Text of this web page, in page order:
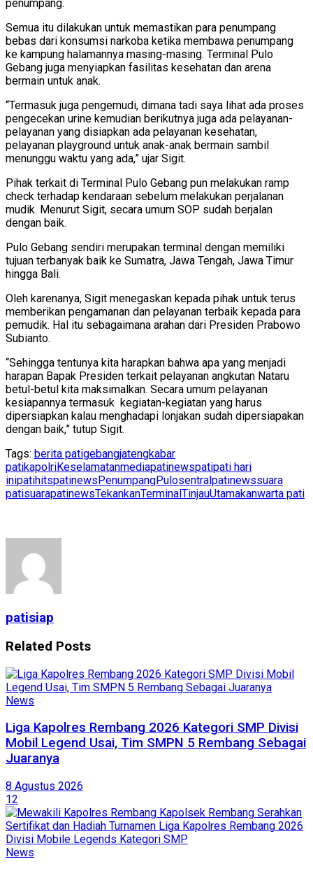
penumpang.
Semua itu dilakukan untuk memastikan para penumpang
bebas dari konsumsi narkoba ketika membawa penumpang
ke kampung halamannya masing-masing. Terminal Pulo
Gebang juga menyiapkan fasilitas kesehatan dan arena
bermain untuk anak.
“Termasuk juga pengemudi, dimana tadi saya lihat ada proses
pengecekan urine kemudian berikutnya juga ada pelayanan-
pelayanan yang disiapkan ada pelayanan kesehatan,
pelayanan playground untuk anak-anak bermain sambil
menunggu waktu yang ada,” ujar Sigit.
Pihak terkait di Terminal Pulo Gebang pun melakukan ramp
check terhadap kendaraan sebelum melakukan perjalanan
mudik. Menurut Sigit, secara umum SOP sudah berjalan
dengan baik.
Pulo Gebang sendiri merupakan terminal dengan memiliki
tujuan terbanyak baik ke Sumatra, Jawa Tengah, Jawa Timur
hingga Bali.
Oleh karenanya, Sigit menegaskan kepada pihak untuk terus
memberikan pengamanan dan pelayanan terbaik kepada para
pemudik. Hal itu sebagaimana arahan dari Presiden Prabowo
Subianto.
“Sehingga tentunya kita harapkan bahwa apa yang menjadi
harapan Bapak Presiden terkait pelayanan angkutan Nataru
betul-betul kita maksimalkan. Secara umum pelayanan
kesiapannya termasuk kegiatan-kegiatan yang harus
dipersiapkan kalau menghadapi lonjakan sudah dipersiapakan
dengan baik,” tutup Sigit.
Tags: berita patigebangjatengkabar
patikapolriKeselamatanmediapatinewspatipati hari
inipatihitspatinews PenumpangPulosentralpatinewssuara
patisuarapatinewsTekankanTerminal TinjauUtamakanwarta pati
patisiap
Related Posts
News
Liga Kapolres Rembang 2026 Kategori SMP Divisi
Mobil Legend Usai, Tim SMPN 5 Rembang Sebagai
Juaranya
8 Agustus 2026
12
News